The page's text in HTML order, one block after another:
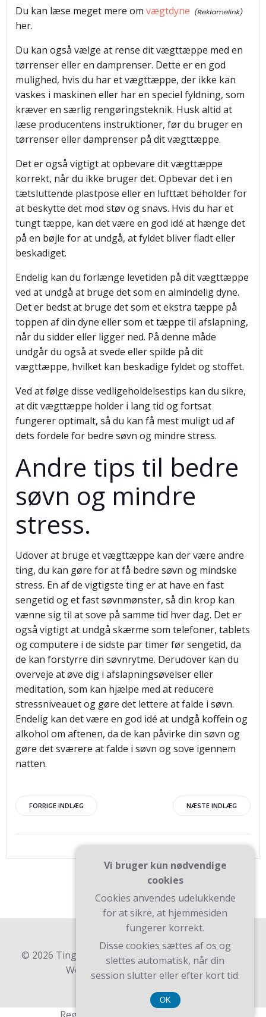
Du kan læse meget mere om vægtdyne
her.
Du kan også vælge at rense dit vægttæppe med en
tørrenser eller en damprenser. Dette er en god
mulighed, hvis du har et vægttæppe, der ikke kan
vaskes i maskinen eller har en speciel fyldning, som
kræver en særlig rengøringsteknik. Husk altid at
læse producentens instruktioner, før du bruger en
tørrenser eller damprenser på dit vægttæppe.
Det er også vigtigt at opbevare dit vægttæppe
korrekt, når du ikke bruger det. Opbevar det i en
tætsluttende plastpose eller en lufttæt beholder for
at beskytte det mod støv og snavs. Hvis du har et
tungt tæppe, kan det være en god idé at hænge det
på en bøjle for at undgå, at fyldet bliver fladt eller
beskadiget.
Endelig kan du forlænge levetiden på dit vægttæppe
ved at undgå at bruge det som en almindelig dyne.
Det er bedst at bruge det som et ekstra tæppe på
toppen af din dyne eller som et tæppe til afslapning,
når du sidder eller ligger ned. På denne måde
undgår du også at svede eller spilde på dit
vægttæppe, hvilket kan beskadige fyldet og stoffet.
Ved at følge disse vedligeholdelsestips kan du sikre,
at dit vægttæppe holder i lang tid og fortsat
fungerer optimalt, så du kan få mest muligt ud af
dets fordele for bedre søvn og mindre stress.
Andre tips til bedre
søvn og mindre
stress.
Udover at bruge et vægttæppe kan der være andre
ting, du kan gøre for at få bedre søvn og mindske
stress. En af de vigtigste ting er at have en fast
sengetid og et fast søvnmønster, så din krop kan
vænne sig til at sove på samme tid hver dag. Det er
også vigtigt at undgå skærme som telefoner, tablets
og computere i de sidste par timer før sengetid, da
de kan forstyrre din søvnrytme. Derudover kan du
overveje at øve dig i afslapningsøvelser eller
meditation, som kan hjælpe med at reducere
stressniveauet og gøre det lettere at falde i søvn.
Endelig kan det være en god idé at undgå koffein og
alkohol om aftenen, da de kan påvirke din søvn og
gøre det sværere at falde i søvn og sove igennem
natten.
Indlægsnavigation
FORRIGE INDLÆG NÆSTE INDLÆG
© 2026 Ting Til Dagligheden. Bygget ved at bruge
WordPress og Teluro Theme .
Vi bruger kun nødvendige
cookies
Cookies anvendes udelukkende
for at sikre, at hjemmesiden
fungerer korrekt.
Disse cookies sættes af os og
slettes automatisk, når din
session slutter eller efter kort tid.
OK